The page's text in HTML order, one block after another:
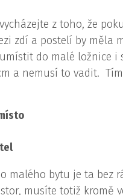
z toho, že
zdí a postelí by měla
do malé ložnice i
a nemusí to vadit.
malého bytu je ta bez
musíte totiž kromě